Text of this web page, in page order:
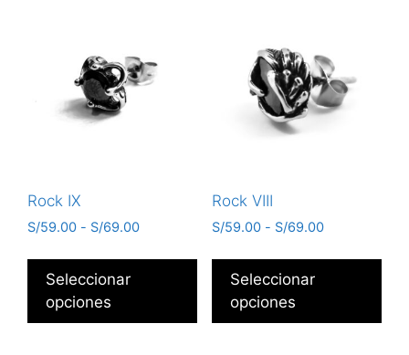
Rock IX
S/59.00 - S/69.00
Seleccionar
opciones
Rock VIII
S/59.00 - S/69.00
Seleccionar
opciones